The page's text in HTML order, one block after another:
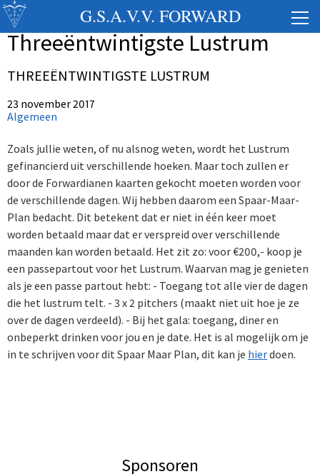
G.S.A.V.V. FORWARD
Threeëntwintigste Lustrum
THREEËNTWINTIGSTE LUSTRUM
23 november 2017
Algemeen
Zoals jullie weten, of nu alsnog weten, wordt het Lustrum
gefinancierd uit verschillende hoeken. Maar toch zullen er
door de Forwardianen kaarten gekocht moeten worden voor
de verschillende dagen. Wij hebben daarom een Spaar-Maar-
Plan bedacht. Dit betekent dat er niet in één keer moet
worden betaald maar dat er verspreid over verschillende
maanden kan worden betaald. Het zit zo: voor €200,- koop je
een passepartout voor het Lustrum. Waarvan mag je genieten
als je een passe partout hebt: - Toegang tot alle vier de dagen
die het lustrum telt. - 3 x 2 pitchers (maakt niet uit hoe je ze
over de dagen verdeeld). - Bij het gala: toegang, diner en
onbeperkt drinken voor jou en je date. Het is al mogelijk om je
in te schrijven voor dit Spaar Maar Plan, dit kan je hierdoen.
Sponsoren